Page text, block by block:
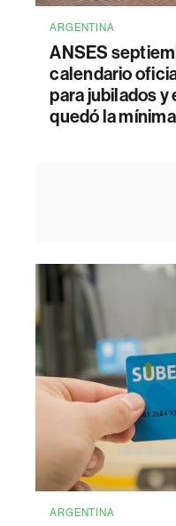
ARGENTINA
ANSES
calendario
para jubilados y
quedó la mínima
ARGENTINA